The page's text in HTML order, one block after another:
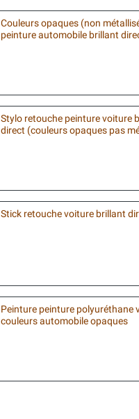
Couleurs opaques (non
peinture automobile brillant
Stylo retouche peinture voiture
direct (couleurs opaques pas
Stick retouche voiture brillant
Peinture peinture polyuréthane
couleurs automobile opaques